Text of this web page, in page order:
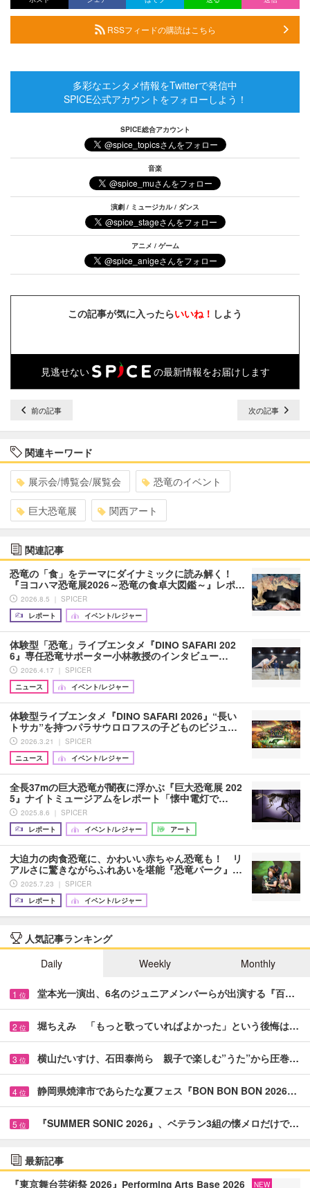
RSSフィードの購読はこちら
多彩なエンタメ情報をTwitterで発信中
SPICE公式アカウントをフォローしよう！
SPICE総合アカウント
音楽
演劇 / ミュージカル / ダンス
アニメ / ゲーム
この記事が気に入ったらいいね！ しよう
見逃せない の最新情報をお届けします
前の記事 次の記事
関連キーワード
展示会/博覧会/展覧会 恐竜のイベント
巨大恐竜展 関西アート
関連記事
恐竜の「食」をテーマにダイナミックに読み解く！
『ヨコハマ恐竜展2026～恐竜の食卓大図鑑～』レポ…
2026.8.5 ｜ SPICER
レポート
イベント/レジャー
体験型「恐竜」ライブエンタメ『DINO SAFARI 202
6』専任恐竜サポーター小林教授のインタビュー…
2026.4.17 ｜ SPICER
ニュース
イベント/レジャー
体験型ライブエンタメ『DINO SAFARI 2026』“長い
トサカ”を持つパラサウロロフスの子どものビジュ…
2026.3.21 ｜ SPICER
ニュース
イベント/レジャー
全長37mの巨大恐竜が闇夜に浮かぶ『巨大恐竜展 202
5』ナイトミュージアムをレポート「懐中電灯で…
2025.8.6 ｜ SPICER
レポート
イベント/レジャー アート
大迫力の肉食恐竜に、かわいい赤ちゃん恐竜も！ リ
アルさに驚きながらふれあいを堪能『恐竜パーク』…
2025.7.23 ｜ SPICER
レポート
イベント/レジャー
人気記事ランキング
Daily
Weekly Monthly
1 位 堂本光一演出、6名のジュニアメンバーらが出演する『百…
2 位 堀ちえみ 「もっと歌っていればよかった」という後悔は…
3 位 横山だいすけ、石田泰尚ら 親子で楽しむ”うた”から圧巻…
4 位 静岡県焼津市であらたな夏フェス『BON BON BON 2026…
5 位 『SUMMER SONIC 2026』、ベテラン3組の懐メロだけで…
最新記事
『東京舞台芸術祭 2026』Performing Arts Base 2026
NEW